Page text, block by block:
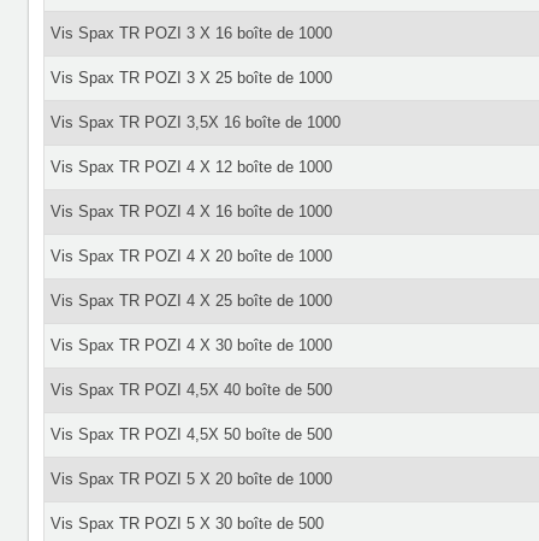
Vis Spax TR POZI 3 X 16 boîte de 1000
Vis Spax TR POZI 3 X 25 boîte de 1000
Vis Spax TR POZI 3,5X 16 boîte de 1000
Vis Spax TR POZI 4 X 12 boîte de 1000
Vis Spax TR POZI 4 X 16 boîte de 1000
Vis Spax TR POZI 4 X 20 boîte de 1000
Vis Spax TR POZI 4 X 25 boîte de 1000
Vis Spax TR POZI 4 X 30 boîte de 1000
Vis Spax TR POZI 4,5X 40 boîte de 500
Vis Spax TR POZI 4,5X 50 boîte de 500
Vis Spax TR POZI 5 X 20 boîte de 1000
Vis Spax TR POZI 5 X 30 boîte de 500